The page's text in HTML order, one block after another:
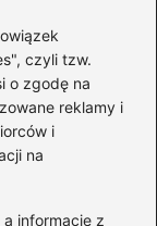
czyli tzw.
o zgodę na
reklamy i
i
na
informacje z
którym możemy
razem dorastać
do mojego
i małych,
inspirować,
że w tym
same.
w przypadku